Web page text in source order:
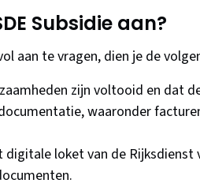
Subsidie aan?
aan te vragen, dien je de
zijn voltooid en dat
waaronder
digitale loket van de